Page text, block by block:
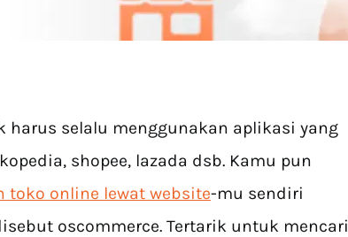
harus selalu menggunakan aplikasi yang
shopee, lazada dsb. Kamu pun
toko online lewat website-mu sendiri
oscommerce. Tertarik untuk mencari